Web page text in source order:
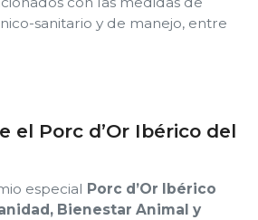
sanitario y de manejo, entre
el Porc d’Or Ibérico del
especial Porc d’Or Ibérico
Bienestar Animal y